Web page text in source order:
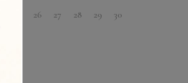
26 27 28 29 30